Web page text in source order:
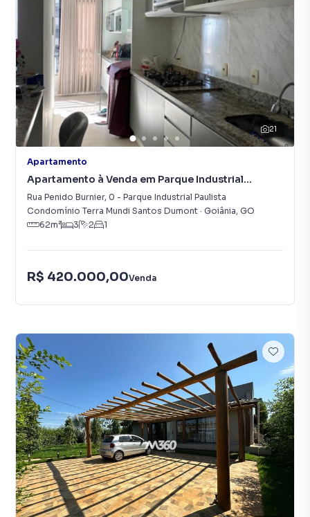
21
Apartamento
Apartamento à Venda em Parque Industrial
Paulista
Rua Penido Burnier, 0 - Parque Industrial Paulista
Condomínio Terra Mundi Santos Dumont · Goiânia, GO
62m² 3 2 1
R$ 420.000,00Venda